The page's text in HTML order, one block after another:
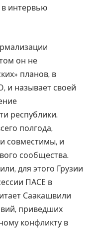
интервью
он не
планов, в
и называет своей
республики.
полгода,
совместимы, и
сообщества.
для этого Грузии
ПАСЕ в
Саакашвили
приведших
конфликту в